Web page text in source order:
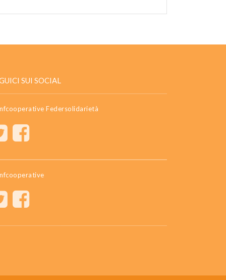
SUI SOCIAL
Federsolidarietà